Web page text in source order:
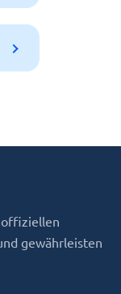
gewährleisten